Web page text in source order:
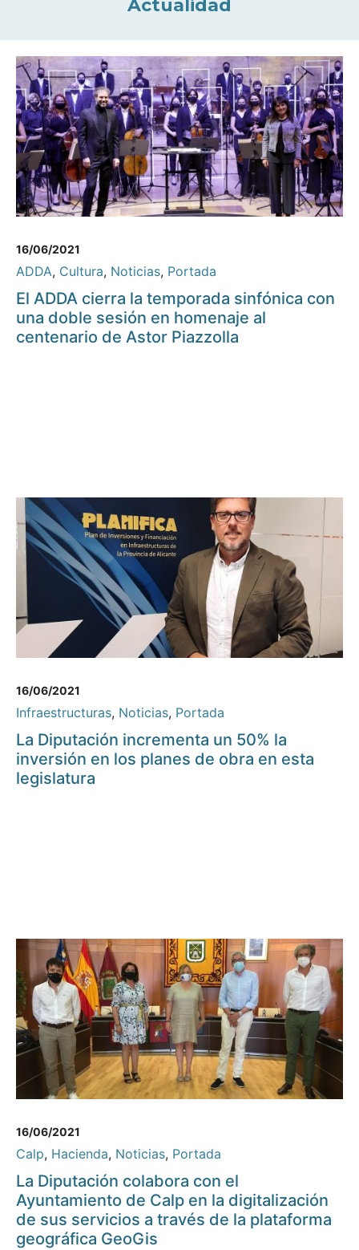
Actualidad
16/06/2021
ADDA, Cultura, Noticias, Portada
El ADDA cierra la temporada sinfónica con
una doble sesión en homenaje al
centenario de Astor Piazzolla
16/06/2021
Infraestructuras, Noticias, Portada
La Diputación incrementa un 50% la
inversión en los planes de obra en esta
legislatura
16/06/2021
Calp, Hacienda, Noticias, Portada
La Diputación colabora con el
Ayuntamiento de Calp en la digitalización
de sus servicios a través de la plataforma
geográfica GeoGis